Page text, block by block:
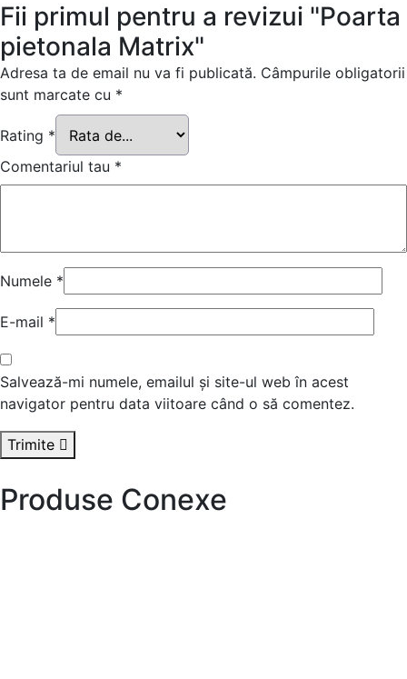
Fii primul pentru a revizui "Poarta
pietonala Matrix"
Adresa ta de email nu va fi publicată. Câmpurile obligatorii
sunt marcate cu *
Rating *
Comentariul tau *
Numele *
E-mail *
Salvează-mi numele, emailul și site-ul web în acest
navigator pentru data viitoare când o să comentez.
Trimite
Produse Conexe